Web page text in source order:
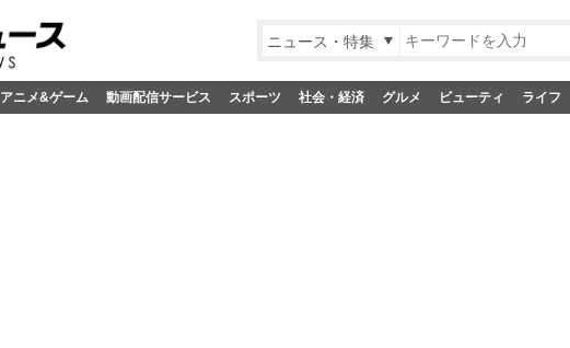
ニュース・特集
アニメ&ゲーム 動画配信サービス スポーツ 社会・経済 グルメ ビューティ ライフ